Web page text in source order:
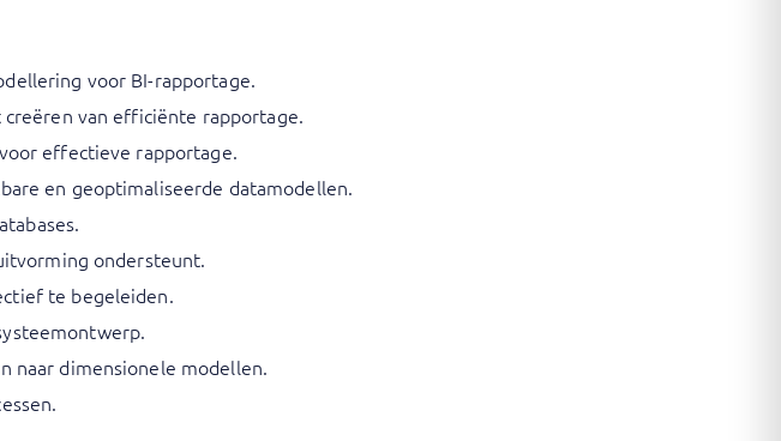
voor BI-rapportage.
van efficiënte rapportage.
effectieve rapportage.
en geoptimaliseerde datamodellen.
ondersteunt.
te begeleiden.
naar dimensionele modellen.